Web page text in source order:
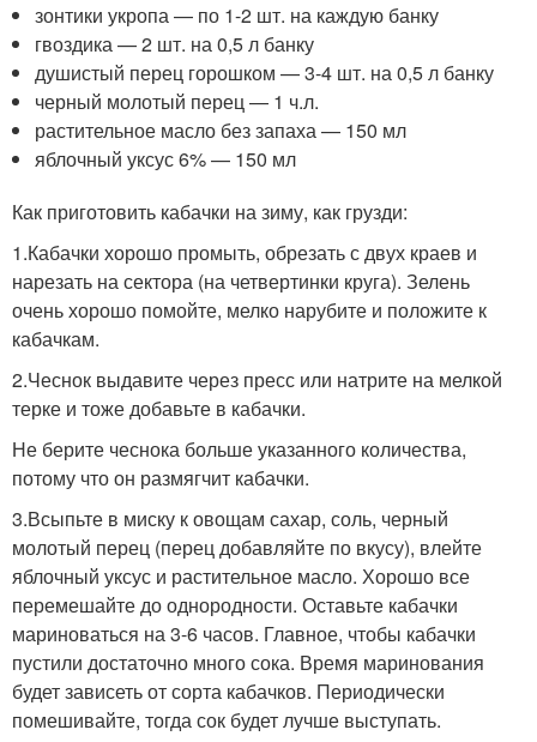
зонтики укропа — по 1-2 шт. на каждую банку
гвоздика — 2 шт. на 0,5 л банку
душистый перец горошком — 3-4 шт. на 0,5 л банку
черный молотый перец — 1 ч.л.
растительное масло без запаха — 150 мл
яблочный уксус 6% — 150 мл
Как приготовить кабачки на зиму, как грузди:
1.Кабачки хорошо промыть, обрезать с двух краев и
нарезать на сектора (на четвертинки круга). Зелень
очень хорошо помойте, мелко нарубите и положите к
кабачкам.
2.Чеснок выдавите через пресс или натрите на мелкой
терке и тоже добавьте в кабачки.
Не берите чеснока больше указанного количества,
потому что он размягчит кабачки.
3.Всыпьте в миску к овощам сахар, соль, черный
молотый перец (перец добавляйте по вкусу), влейте
яблочный уксус и растительное масло. Хорошо все
перемешайте до однородности. Оставьте кабачки
мариноваться на 3-6 часов. Главное, чтобы кабачки
пустили достаточно много сока. Время маринования
будет зависеть от сорта кабачков. Периодически
помешивайте, тогда сок будет лучше выступать.